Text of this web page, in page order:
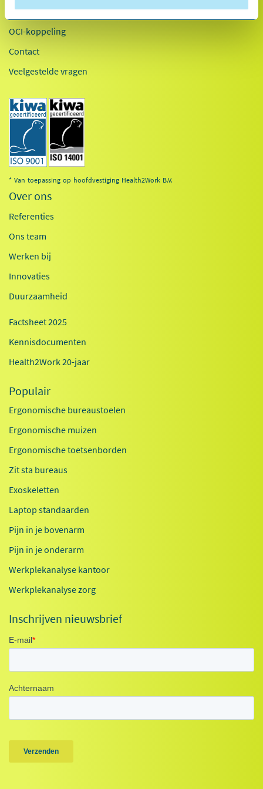
Inloggen
OCI-koppeling
Contact
Veelgestelde vragen
* Van toepassing op hoofdvestiging Health2Work B.V.
Over ons
Referenties
Ons team
Werken bij
Innovaties
Duurzaamheid
Factsheet 2025
Kennisdocumenten
Health2Work 20-jaar
Populair
Ergonomische bureaustoelen
Ergonomische muizen
Ergonomische toetsenborden
Zit sta bureaus
Exoskeletten
Laptop standaarden
Pijn in je bovenarm
Pijn in je onderarm
Werkplekanalyse kantoor
Werkplekanalyse zorg
Inschrijven nieuwsbrief